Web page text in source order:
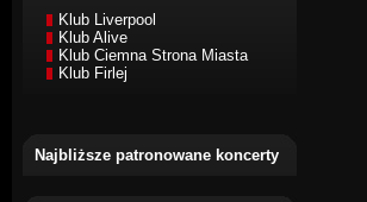
Klub Liverpool
Klub Alive
Klub Ciemna Strona Miasta
Klub Firlej
Najbliższe patronowane koncerty